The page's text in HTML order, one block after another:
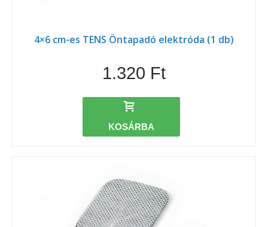
4×6 cm-es TENS Öntapadó elektróda (1 db)
1.320 Ft
KOSÁRBA